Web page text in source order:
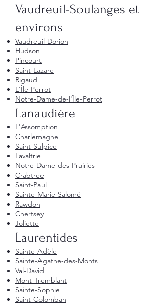
Vaudreuil-Soulanges et
environs
Vaudreuil-Dorion
Hudson
Pincourt
Saint-Lazare
Rigaud
L'Île-Perrot
Notre-Dame-de-l'Île-Perrot
Lanaudière
L'Assomption
Charlemagne
Saint-Sulpice
Lavaltrie
Notre-Dame-des-Prairies
Crabtree
Saint-Paul
Sainte-Marie-Salomé
Rawdon
Chertsey
Joliette
Laurentides
Sainte-Adèle
Sainte-Agathe-des-Monts
Val-David
Mont-Tremblant
Sainte-Sophie
Saint-Colomban